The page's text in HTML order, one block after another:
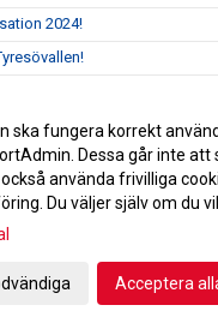
2024!
mot IK Oddevold!
2024!
utsedd!
Furugårds minne!
ska fungera korrekt
Dessa går inte att
använda frivilliga
Du väljer själv om du
Acceptera